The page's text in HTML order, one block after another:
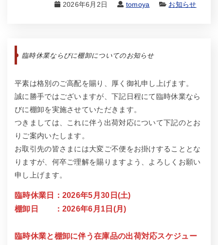
2026年6月2日 tomoya お知らせ
臨時休業ならびに棚卸についてのお知らせ
平素は格別のご高配を賜り、厚く御礼申し上げます。
誠に勝手ではございますが、下記日程にて臨時休業なら
びに棚卸を実施させていただきます。
つきましては、これに伴う出荷対応について下記のとお
りご案内いたします。
お取引先の皆さまには大変ご不便をお掛けすることとな
りますが、何卒ご理解を賜りますよう、よろしくお願い
申し上げます。
臨時休業日：2026年5月30日(土)
棚卸日 ：2026年6月1日(月)
臨時休業と棚卸に伴う在庫品の出荷対応スケジュー